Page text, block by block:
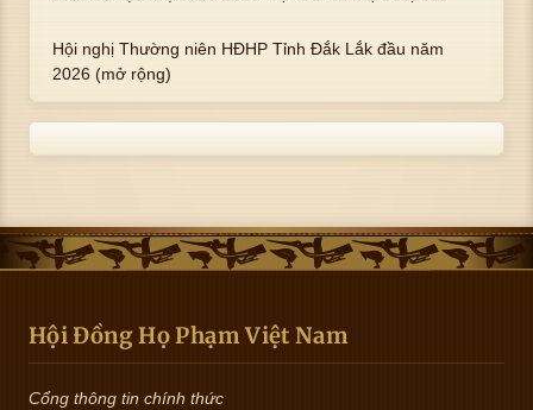
Hội nghị Thường niên HĐHP Tỉnh Đắk Lắk đầu năm
2026 (mở rộng)
Hội Đồng Họ Phạm Việt Nam
Cổng thông tin chính thức